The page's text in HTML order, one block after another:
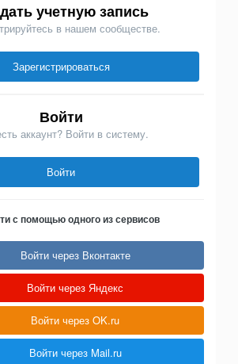
учетную запись
в нашем сообществе.
Зарегистрироваться
Войти
аккаунт? Войти в систему.
Войти
с помощью одного из сервисов
Войти через Вконтакте
Войти через Яндекс
Войти через OK.ru
Войти через Mail.ru